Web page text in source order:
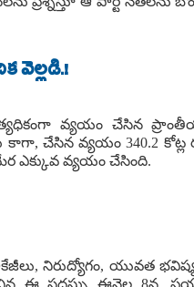
వెల్లడి.!
వ్యయం చేసిన
చేసిన వ్యయం 340.2
ఎక్కువ వ్యయం చేసింది.
నిరుద్యోగం, యువత
ఈ సదస్సు ఈనెల 8న.